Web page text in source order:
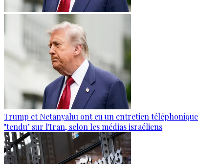
Trump et Netanyahu ont eu un entretien téléphonique
"tendu" sur l'Iran, selon les médias israéliens